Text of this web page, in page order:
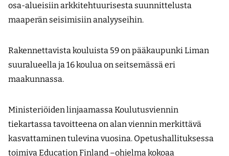
osa-alueisiin arkkitehtuurisesta suunnittelusta
maaperän seisimisiin analyyseihin.
Rakennettavista kouluista 59 on pääkaupunki Liman
suuralueella ja 16 koulua on seitsemässä eri
maakunnassa.
Ministeriöiden linjaamassa Koulutusviennin
tiekartassa tavoitteena on alan viennin merkittävä
kasvattaminen tulevina vuosina. Opetushallituksessa
toimiva Education Finland –ohjelma kokoaa